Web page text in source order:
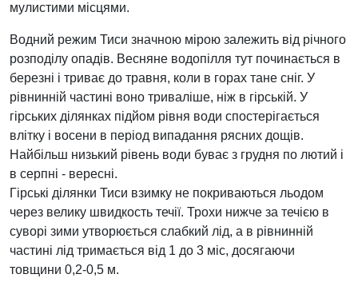
мулистими місцями.
Водний режим Тиси значною мірою залежить від річного
розподілу опадів. Весняне водопілля тут починається в
березні і триває до травня, коли в горах тане сніг. У
рівнинній частині воно триваліше, ніж в гірській. У
гірських ділянках підйом рівня води спостерігається
влітку і восени в період випадання рясних дощів.
Найбільш низький рівень води буває з грудня по лютий і
в серпні - вересні.
Гірські ділянки Тиси взимку не покриваються льодом
через велику швидкость течії. Трохи нижче за течією в
суворі зими утворюється слабкий лід, а в рівнинній
частині лід тримається від 1 до 3 міс, досягаючи
товщини 0,2-0,5 м.